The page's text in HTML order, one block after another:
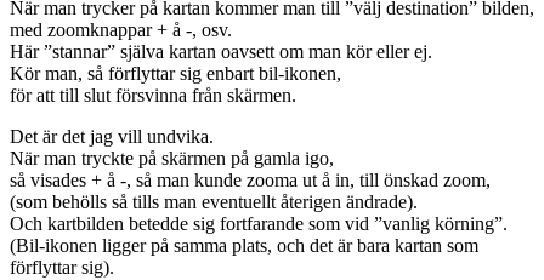
När man trycker på kartan kommer man till ”välj destination” bilden,
med zoomknappar + å -, osv.
Här ”stannar” själva kartan oavsett om man kör eller ej.
Kör man, så förflyttar sig enbart bil-ikonen,
för att till slut försvinna från skärmen.
Det är det jag vill undvika.
När man tryckte på skärmen på gamla igo,
så visades + å -, så man kunde zooma ut å in, till önskad zoom,
(som behölls så tills man eventuellt återigen ändrade).
Och kartbilden betedde sig fortfarande som vid ”vanlig körning”.
(Bil-ikonen ligger på samma plats, och det är bara kartan som
förflyttar sig).